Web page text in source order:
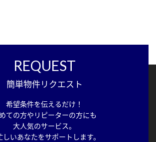
REQUEST
簡単物件リクエスト
希望条件を伝えるだけ！
ての方やリピーターの方にも
大人気のサービス。
しいあなたをサポートします。